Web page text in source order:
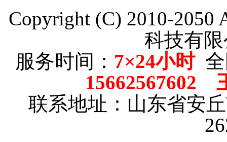
Copyright (C) 2010-2050
科技有
服务时间： 7×24小时全
15662567602
联系地址：山东省安